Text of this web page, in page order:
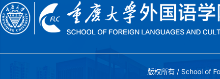
版权所有 / School of